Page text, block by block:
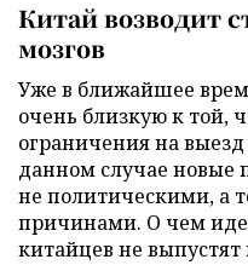
Китай возводит
мозгов
Уже в ближайшее
очень близкую к той,
ограничения на
данном случае новые
не политическими, а
причинами. О чем
китайцев не выпустят